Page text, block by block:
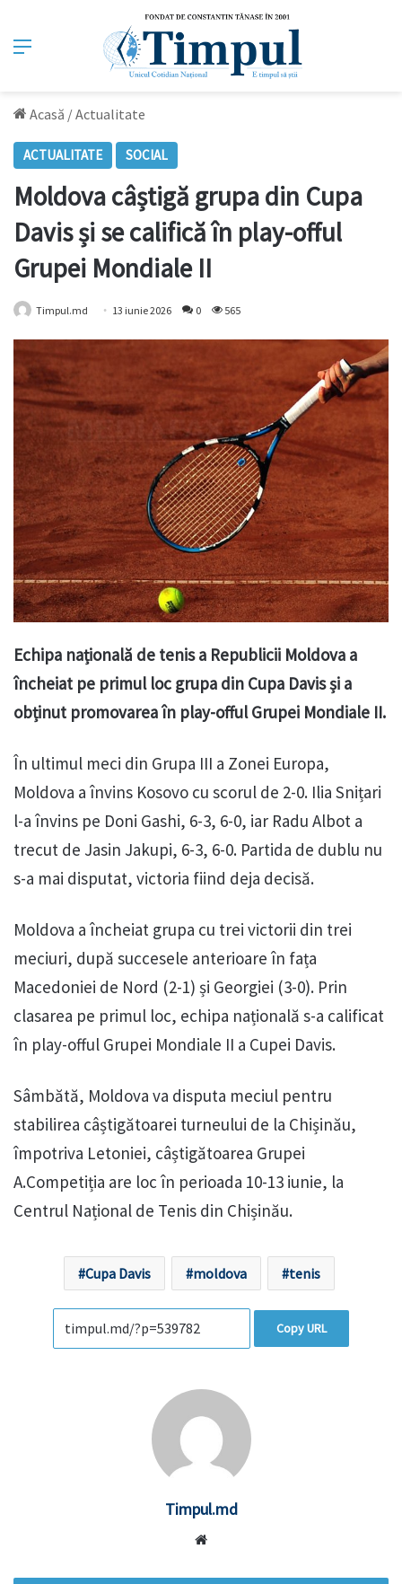
Meniu
Acasă /Actualitate
ACTUALITATE SOCIAL
Moldova câștigă grupa din Cupa
Davis și se califică în play-offul
Grupei Mondiale II
Timpul.md 13 iunie 2026 0 565
Echipa națională de tenis a Republicii Moldova a
încheiat pe primul loc grupa din Cupa Davis și a
obținut promovarea în play-offul Grupei Mondiale II.
În ultimul meci din Grupa III a Zonei Europa,
Moldova a învins Kosovo cu scorul de 2-0. Ilia Snițari
l-a învins pe Doni Gashi, 6-3, 6-0, iar Radu Albot a
trecut de Jasin Jakupi, 6-3, 6-0. Partida de dublu nu
s-a mai disputat, victoria fiind deja decisă.
Moldova a încheiat grupa cu trei victorii din trei
meciuri, după succesele anterioare în fața
Macedoniei de Nord (2-1) și Georgiei (3-0). Prin
clasarea pe primul loc, echipa națională s-a calificat
în play-offul Grupei Mondiale II a Cupei Davis.
Sâmbătă, Moldova va disputa meciul pentru
stabilirea câștigătoarei turneului de la Chișinău,
împotriva Letoniei, câștigătoarea Grupei
A.Competiția are loc în perioada 10-13 iunie, la
Centrul Național de Tenis din Chișinău.
Cupa Davis moldova tenis
Copy URL
Timpul.md